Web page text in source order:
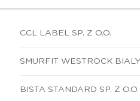
CCL LABEL SP. Z O.O.
SMURFIT WESTROCK
BISTA STANDARD SP. Z O.O.